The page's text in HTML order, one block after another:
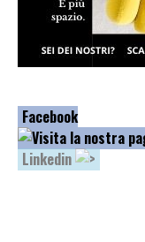
Facebook
Linkedin